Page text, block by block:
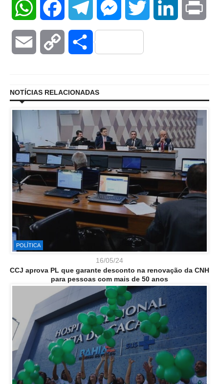
WhatsAppFacebook Telegram MessengerTwitter LinkedIn
Email Copy Compartilhar
NOTÍCIAS RELACIONADAS
POLÍTICA
16/05/24
CCJ aprova PL que garante desconto na renovação da CNH
para pessoas com mais de 50 anos